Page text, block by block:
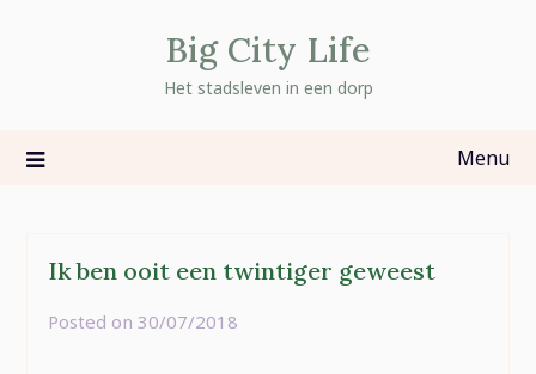
Big City Life
Het stadsleven in een dorp
Menu
Ik ben ooit een twintiger geweest
Posted on 30/07/2018